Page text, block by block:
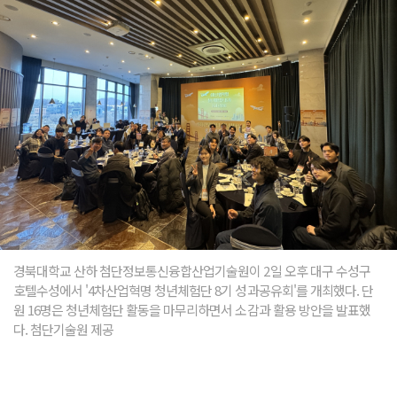
경북대학교 산하 첨단정보통신융합산업기술원이 2일 오후 대구 수성구
호텔수성에서 '4차산업혁명 청년체험단 8기 성과공유회'를 개최했다. 단
원 16명은 청년체험단 활동을 마무리하면서 소감과 활용 방안을 발표했
다. 첨단기술원 제공